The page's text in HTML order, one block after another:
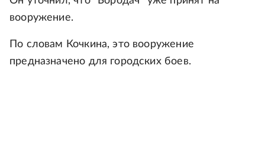
вооружение.
По словам Кочкина, это вооружение
предназначено для городских боев.